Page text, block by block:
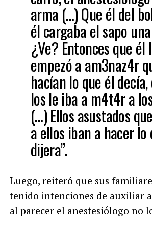
arma (…) Que él del
él cargaba el sapo
¿Ve? Entonces que él
empezó a am3naz4r
hacían lo que él
los le iba a m4t4r a
(…) Ellos asustados
a ellos iban a hacer lo
dijera”.
Luego, reiteró que sus
tenido intenciones de auxiliar
al parecer el anestesiólogo no